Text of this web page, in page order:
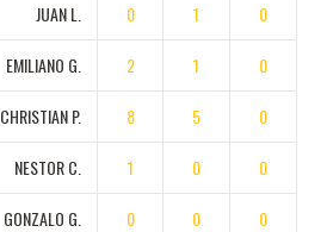
JUAN L. 0 1 0
EMILIANO G. 2 1 0
CHRISTIAN P. 8 5 0
NESTOR C. 1 0 0
GONZALO G. 0 0 0